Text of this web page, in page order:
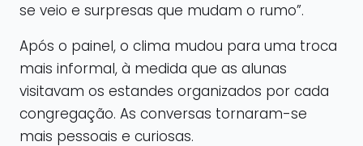
se veio e surpresas que mudam o rumo”.
Após o painel, o clima mudou para uma troca
mais informal, à medida que as alunas
visitavam os estandes organizados por cada
congregação. As conversas tornaram-se
mais pessoais e curiosas.